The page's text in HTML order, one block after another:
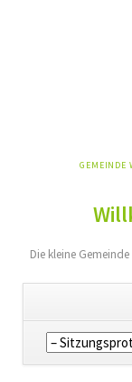
NAVIGATION
GEMEINDE
Die kleine
Navigation
überspringen